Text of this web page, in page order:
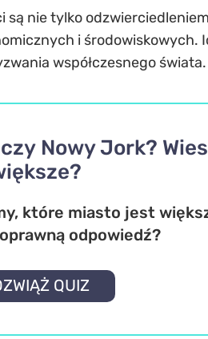
nie tylko
i
współczesnego świata.
Nowy Jork?
które miasto jest
odpowiedź?
QUIZ